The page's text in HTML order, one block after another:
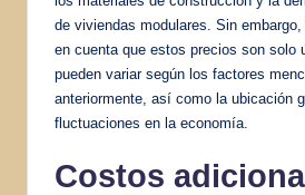
de viviendas modulares. Sin embargo,
en cuenta que estos precios son solo
pueden variar según los factores
anteriormente, así como la ubicación
fluctuaciones en la economía.
Costos